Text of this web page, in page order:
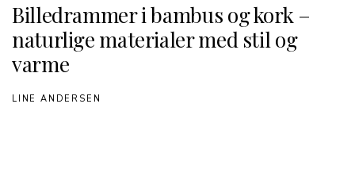
Billedrammer i bambus og kork –
naturlige materialer med stil og
varme
LINE ANDERSEN